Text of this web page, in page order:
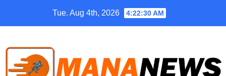
Tue. Aug 4th, 2026 4:22:31 AM